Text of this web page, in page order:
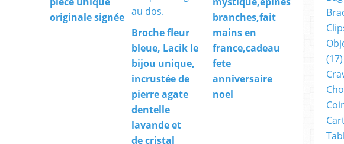
originale signée
Broche fleur
bleue, Lacik le
bijou unique,
incrustée de
pierre agate
dentelle
lavande et
de cristal
branches,fait
mains en
france,cadeau
fete
anniversaire
noel
(17)